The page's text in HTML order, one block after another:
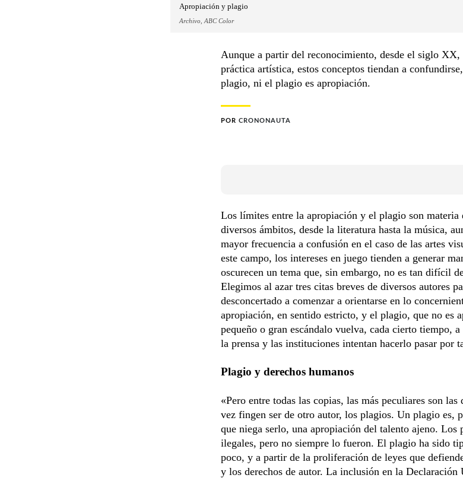
Apropiación y plagio
Archivo, ABC Color
Aunque a partir del reconocimiento, desde el siglo
práctica artística, estos conceptos tiendan a
plagio, ni el plagio es apropiación.
POR CRONONAUTA
Los límites entre la apropiación y el plagio son materia
diversos ámbitos, desde la literatura hasta la música,
mayor frecuencia a confusión en el caso de las artes
este campo, los intereses en juego tienden a generar
oscurecen un tema que, sin embargo, no es tan difícil
Elegimos al azar tres citas breves de diversos autores
desconcertado a comenzar a orientarse en lo
apropiación, en sentido estricto, y el plagio, que no es
pequeño o gran escándalo vuelva, cada cierto tiempo,
la prensa y las instituciones intentan hacerlo pasar por
Plagio y derechos humanos
«Pero entre todas las copias, las más peculiares son
vez fingen ser de otro autor, los plagios. Un plagio es,
que niega serlo, una apropiación del talento ajeno. Los
ilegales, pero no siempre lo fueron. El plagio ha sido
poco, y a partir de la proliferación de leyes que
y los derechos de autor. La inclusión en la Declaración